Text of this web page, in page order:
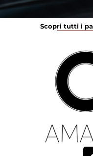
Scopri tutti i